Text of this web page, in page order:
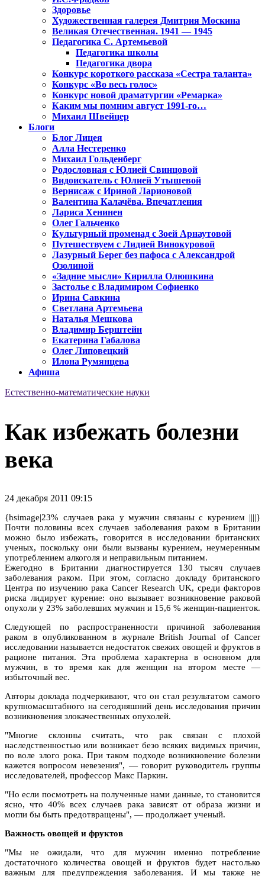
Здоровье
Художественная галерея Дмитрия Москина
Великая Отечественная. 1941 — 1945
Педагогика С. Артемьевой
Педагогика школы
Педагогика двора
Конкурс короткого рассказа «Сестра таланта»
Конкурс «Во весь голос»
Конкурс новой драматургии «Ремарка»
Каким мы помним август 1991-го…
Михаил Швейцер
Блоги
Блог Лицея
Алла Нестеренко
Михаил Гольденберг
Родословная с Юлией Свинцовой
Видоискатель с Юлией Утышевой
Вернисаж с Ириной Ларионовой
Валентина Калачёва. Впечатления
Лариса Хенинен
Олег Гальченко
Культурный променад с Зоей Арнаутовой
Путешествуем с Лидией Винокуровой
Лазурный Берег без пафоса с Александрой
Озолиной
«Задние мысли» Кирилла Олюшкина
Застолье с Владимиром Софиенко
Ирина Савкина
Светлана Артемьева
Наталья Мешкова
Владимир Берштейн
Екатерина Габалова
Олег Липовецкий
Илона Румянцева
Афиша
Естественно-математические науки
Как избежать болезни
века
24 декабря 2011 09:15
{hsimage|23% случаев рака у мужчин связаны с курением ||||}
Почти половины всех случаев заболевания раком в Британии
можно было избежать, говорится в исследовании британских
ученых, поскольку они были вызваны курением, неумеренным
употреблением алкоголя и неправильным питанием.
Ежегодно в Британии диагностируется 130 тысяч случаев
заболевания раком. При этом, согласно докладу британского
Центра по изучению рака Cancer Research UK, среди факторов
риска лидирует курение: оно вызывает возникновение раковой
опухоли у 23% заболевших мужчин и 15,6 % женщин-пациенток.
Следующей по распространенности причиной заболевания
раком в опубликованном в журнале British Journal of Cancer
исследовании называется недостаток свежих овощей и фруктов в
рационе питания. Эта проблема характерна в основном для
мужчин, в то время как для женщин на втором месте —
избыточный вес.
Авторы доклада подчеркивают, что он стал результатом самого
крупномасштабного на сегодняшний день исследования причин
возникновения злокачественных опухолей.
"Многие склонны считать, что рак связан с плохой
наследственностью или возникает безо всяких видимых причин,
по воле злого рока. При таком подходе возникновение болезни
кажется вопросом невезения", — говорит руководитель группы
исследователей, профессор Макс Паркин.
"Но если посмотреть на полученные нами данные, то становится
ясно, что 40% всех случаев рака зависят от образа жизни и
могли бы быть предотвращены", — продолжает ученый.
Важность овощей и фруктов
"Мы не ожидали, что для мужчин именно потребление
достаточного количества овощей и фруктов будет настолько
важным для предупреждения заболевания. И мы также не